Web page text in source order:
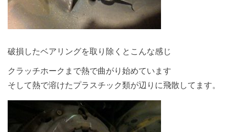
破損したベアリングを取り除くとこんな感じ
クラッチホークまで熱で曲がり始めています
そして熱で溶けたプラスチック類が辺りに飛散してます。